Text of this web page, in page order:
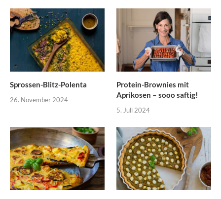
Sprossen-Blitz-Polenta
26. November 2024
Protein-Brownies mit
Aprikosen – sooo saftig!
5. Juli 2024